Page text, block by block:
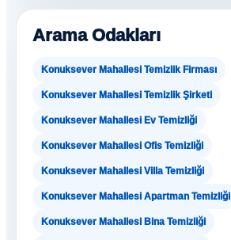
Arama Odakları
Konuksever Mahallesi Temizlik Firması
Konuksever Mahallesi Temizlik Şirketi
Konuksever Mahallesi Ev Temizliği
Konuksever Mahallesi Ofis Temizliği
Konuksever Mahallesi Villa Temizliği
Konuksever Mahallesi Apartman Temizliği
Konuksever Mahallesi Bina Temizliği